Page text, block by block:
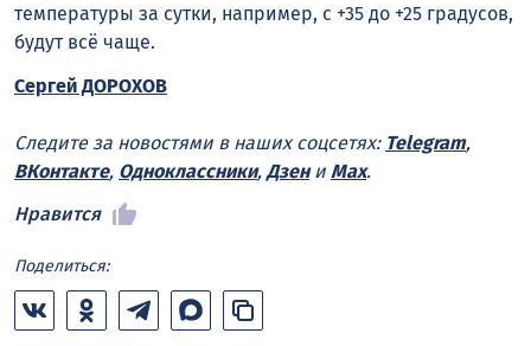
температуры за сутки, например, с +35 до +25 градусов,
будут всё чаще.
Сергей ДОРОХОВ
Следите за новостями в наших соцсетях: Telegram,
ВКонтакте, Одноклассники, Дзени Max.
Нравится
Поделиться: